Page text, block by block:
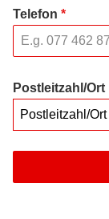
Telefon *
Postleitzahl/Ort
Postleitzahl/Ort